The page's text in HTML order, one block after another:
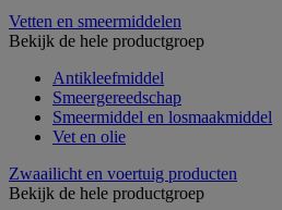
Vetten en smeermiddelen
Bekijk de hele productgroep
Antikleefmiddel
Smeergereedschap
Smeermiddel en losmaakmiddel
Vet en olie
Zwaailicht en voertuig producten
Bekijk de hele productgroep